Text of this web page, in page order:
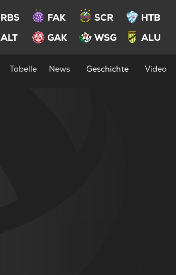
RBS FAK SCR
HTB
ALT GAK WSG ALU
Tabelle News Geschichte Video